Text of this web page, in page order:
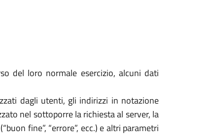
del loro normale esercizio, alcuni dati
dagli utenti, gli indirizzi in notazione
nel sottoporre la richiesta al server, la
fine”, “errore”, ecc.) e altri parametri